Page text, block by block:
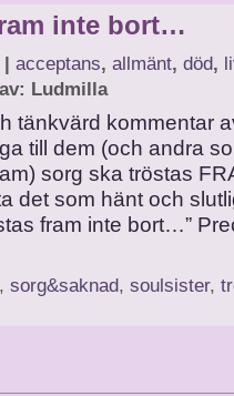
inte bort…
| acceptans, allmänt, död,
Ludmilla
tänkvärd kommentar
till dem (och andra
sorg ska tröstas
det som hänt och
fram inte bort…”
, sorg&saknad, soulsister,